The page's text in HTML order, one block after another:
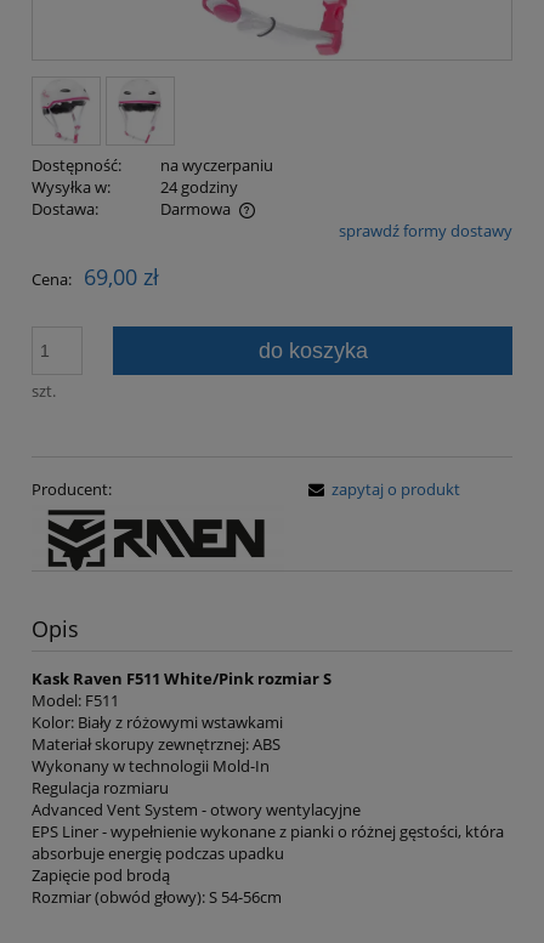
Dostępność:
na wyczerpaniu
Wysyłka w:
24 godziny
Dostawa:
Darmowa
Cena nie zawiera ewentualnych kosztów płatnościsprawdź formy dostawy
Cena: 69,00 zł
szt.
do koszyka
Producent: zapytaj o produkt
Opis
Kask Raven F511 White/Pink rozmiar S
Model: F511
Kolor: Biały z różowymi wstawkami
Materiał skorupy zewnętrznej: ABS
Wykonany w technologii Mold-In
Regulacja rozmiaru
Advanced Vent System - otwory wentylacyjne
EPS Liner - wypełnienie wykonane z pianki o różnej gęstości, która
absorbuje energię podczas upadku
Zapięcie pod brodą
Rozmiar (obwód głowy): S 54-56cm